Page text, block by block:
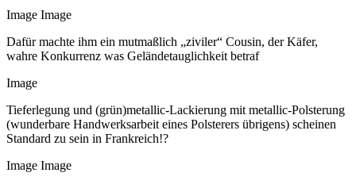
Image Image
Dafür machte ihm ein mutmaßlich „ziviler“ Cousin, der Käfer,
wahre Konkurrenz was Geländetauglichkeit betraf
Image
Tieferlegung und (grün)metallic-Lackierung mit metallic-Polsterung
(wunderbare Handwerksarbeit eines Polsterers übrigens) scheinen
Standard zu sein in Frankreich!?
Image Image